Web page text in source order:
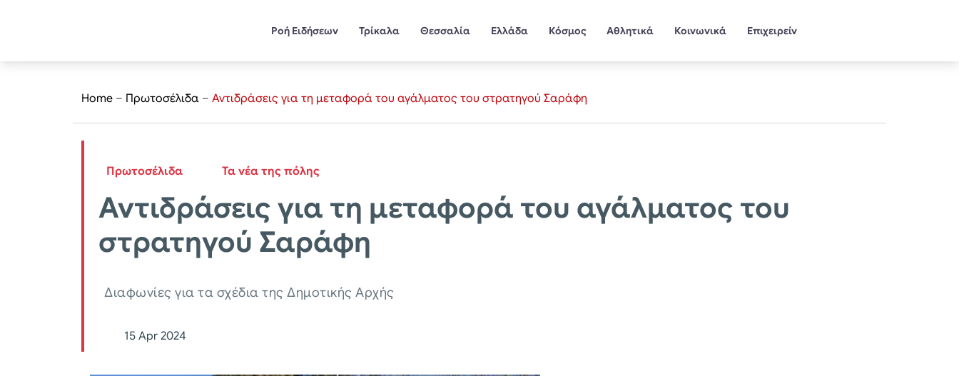
Ροή Ειδήσεων Τρίκαλα Θεσσαλία Ελλάδα Κόσμος Αθλητικά Κοινωνικά Επιχειρείν
Home – Πρωτοσέλιδα – Αντιδράσεις για τη μεταφορά του αγάλματος του στρατηγού Σαράφη
Πρωτοσέλιδα Τα νέα της πόλης
Αντιδράσεις για τη μεταφορά του αγάλματος του
στρατηγού Σαράφη
Διαφωνίες για τα σχέδια της Δημοτικής Αρχής
15 Apr 2024